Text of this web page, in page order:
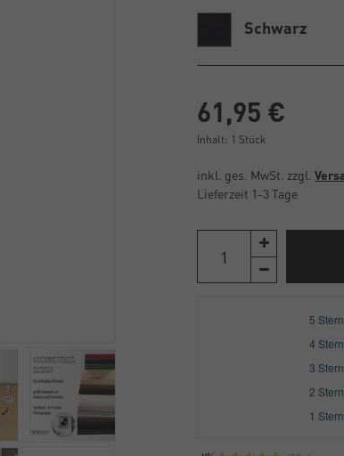
Schwarz
61,95 €
Inhalt: 1 Stück
inkl. ges. MwSt. zzgl.
Lieferzeit 1-3 Tage